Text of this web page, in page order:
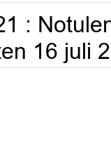
:
16 juli